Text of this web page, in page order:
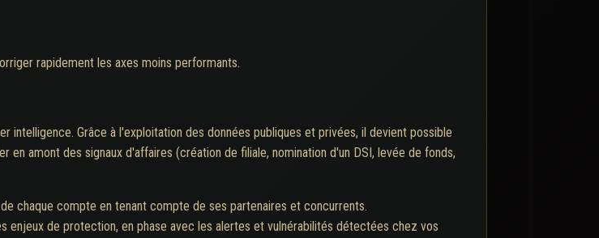
rapidement les axes moins performants.
intelligence. Grâce à l'exploitation des données publiques et privées, il devient possible
amont des signaux d'affaires (création de filiale, nomination d'un DSI, levée de fonds,
chaque compte en tenant compte de ses partenaires et concurrents.
enjeux de protection, en phase avec les alertes et vulnérabilités détectées chez vos